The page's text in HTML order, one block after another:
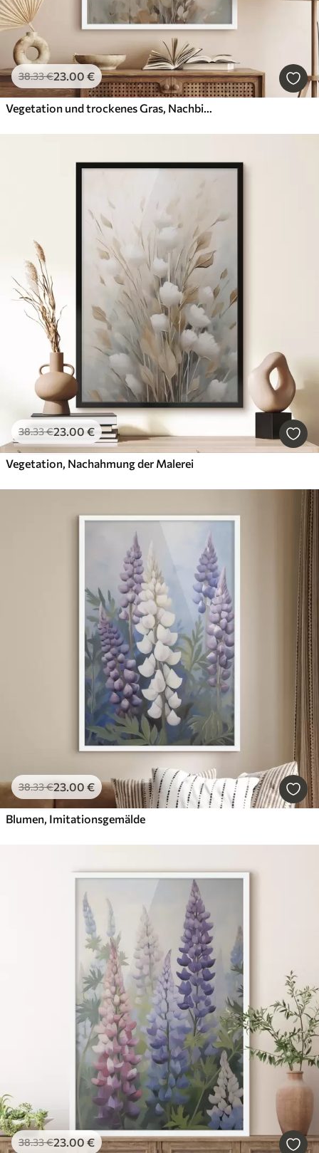
38.33€23.00 €
Vegetation und trockenes Gras, Nachbildung eines Gemäldes
38.33€23.00 €
Vegetation, Nachahmung der Malerei
38.33€23.00 €
Blumen, Imitationsgemälde
38.33€23.00 €